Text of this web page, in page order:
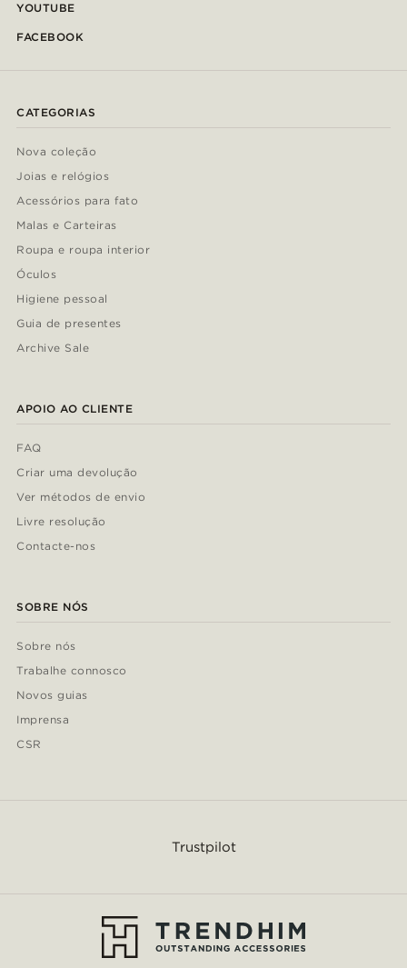
YOUTUBE
FACEBOOK
CATEGORIAS
Nova coleção
Joias e relógios
Acessórios para fato
Malas e Carteiras
Roupa e roupa interior
Óculos
Higiene pessoal
Guia de presentes
Archive Sale
APOIO AO CLIENTE
FAQ
Criar uma devolução
Ver métodos de envio
Livre resolução
Contacte-nos
SOBRE NÓS
Sobre nós
Trabalhe connosco
Novos guias
Imprensa
CSR
Trustpilot